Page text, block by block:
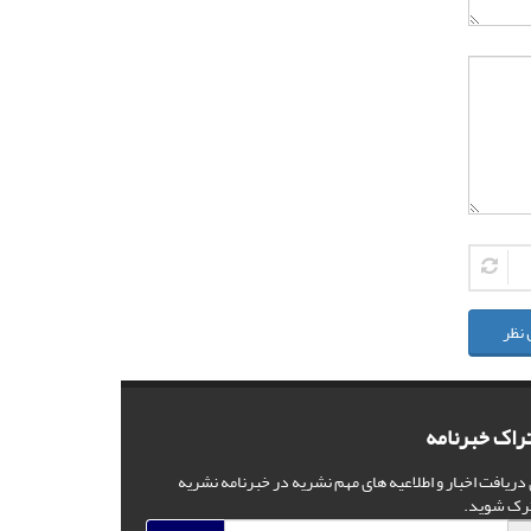
نظر
خبرنامه
دریافت اخبار و اطلاعیه های مهم نشریه در خبرنامه نشریه
شوید.